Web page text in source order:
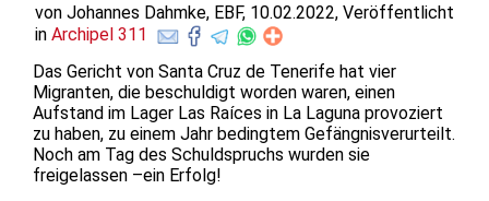
von Johannes Dahmke, EBF, 10.02.2022, Veröffentlicht
in Archipel 311
Das Gericht von Santa Cruz de Tenerife hat vier
Migranten, die beschuldigt worden waren, einen
Aufstand im Lager Las Raíces in La Laguna provoziert
zu haben, zu einem Jahr bedingtem Gefängnisverurteilt.
Noch am Tag des Schuldspruchs wurden sie
freigelassen –ein Erfolg!